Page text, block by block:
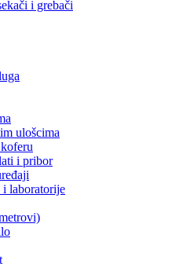
i grebači
ulošcima
i pribor
i laboratorije